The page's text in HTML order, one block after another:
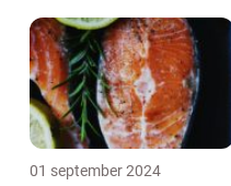
01 september 2024